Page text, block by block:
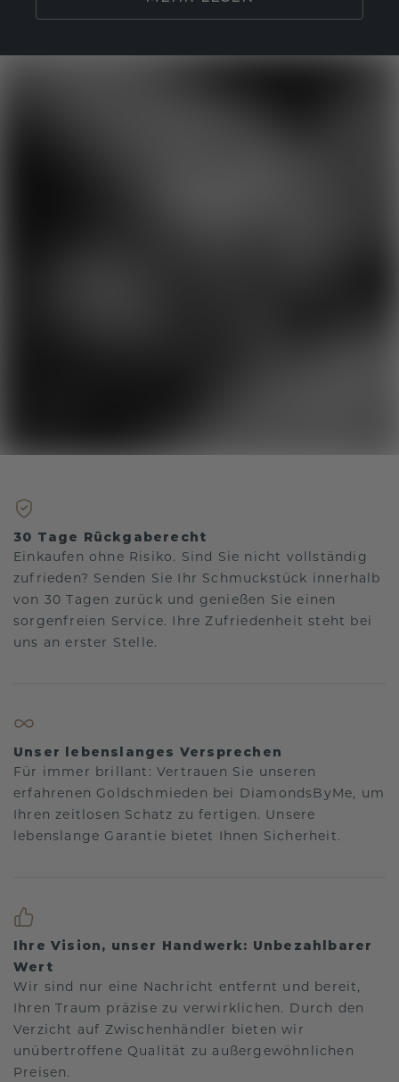
30 Tage Rückgaberecht
Einkaufen ohne Risiko. Sind Sie nicht vollständig
zufrieden? Senden Sie Ihr Schmuckstück innerhalb
von 30 Tagen zurück und genießen Sie einen
sorgenfreien Service. Ihre Zufriedenheit steht bei
uns an erster Stelle.
Unser lebenslanges Versprechen
Für immer brillant: Vertrauen Sie unseren
erfahrenen Goldschmieden bei DiamondsByMe, um
Ihren zeitlosen Schatz zu fertigen. Unsere
lebenslange Garantie bietet Ihnen Sicherheit.
Ihre Vision, unser Handwerk: Unbezahlbarer
Wert
Wir sind nur eine Nachricht entfernt und bereit,
Ihren Traum präzise zu verwirklichen. Durch den
Verzicht auf Zwischenhändler bieten wir
unübertroffene Qualität zu außergewöhnlichen
Preisen.